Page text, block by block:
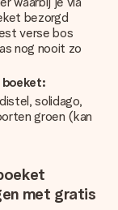
bezorgd
verse bos
nog nooit zo
solidago,
groen (kan
met gratis